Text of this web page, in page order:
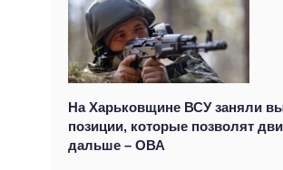
На Харьковщине ВСУ заняли
позиции, которые позволят
дальше – ОВА